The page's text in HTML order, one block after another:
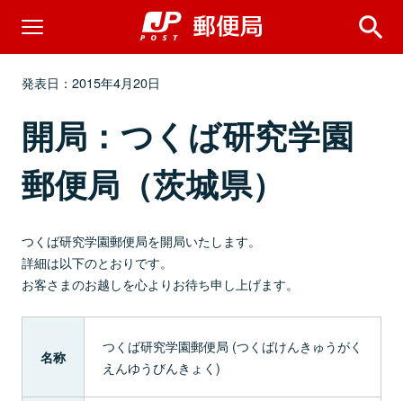
発表日：2015年4月20日
開局：つくば研究学園
郵便局（茨城県）
つくば研究学園郵便局を開局いたします。
詳細は以下のとおりです。
お客さまのお越しを心よりお待ち申し上げます。
名称
つくば研究学園郵便局 (つくばけんきゅうがく
えんゆうびんきょく)